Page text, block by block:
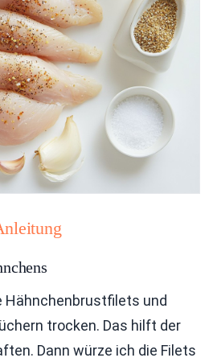
Hähnchenbrustfilets und
trocken. Das hilft der
Dann würze ich die Filets